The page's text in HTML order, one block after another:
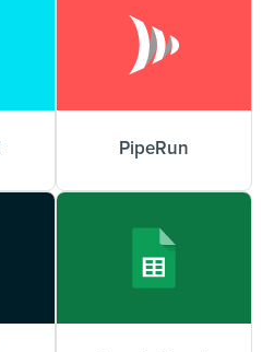
PipeRun